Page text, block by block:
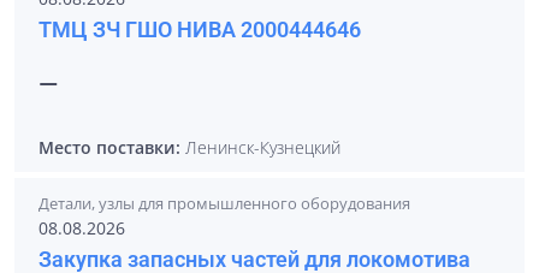
ТМЦ ЗЧ ГШО НИВА 2000444646
—
Место поставки: Ленинск-Кузнецкий
Детали, узлы для промышленного оборудования
08.08.2026
Закупка запасных частей для локомотива